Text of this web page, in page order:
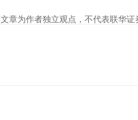
文章为作者独立观点，不代表联华证